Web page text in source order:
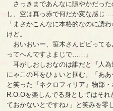
さっきまであんなに賑やかだっ
し、空は真っ赤で何だか変な感じ
「まさかこんなに本格的なのに誘
けど。
おいおいー、笹木さんビビって
ってへんですよまじで……」
耳がしおしおなのは誰だと『人為
にゃこの耳をひょいと掴む。「あ
と笑った『ネクロフィリア』物部
R.O.Oを楽しんでる身としてはそ
ておかないとですね♪」と笑みを零